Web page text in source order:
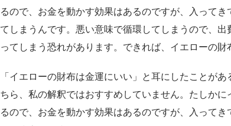
るので、お金を動かす効果はあるのですが、入って
てしまうんです。悪い意味で循環してしまうので、
ってしまう恐れがあります。できれば、イエローの財
「イエローの財布は金運にいい」と耳にしたことが
ちら、私の解釈ではおすすめしていません。たしか
るので、お金を動かす効果はあるのですが、入って